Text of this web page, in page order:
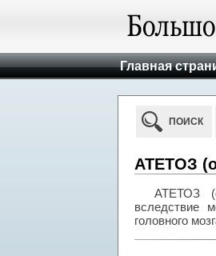
Главная
ПОИСК
АТЕТОЗ
АТЕТОЗ
вследствие
головного